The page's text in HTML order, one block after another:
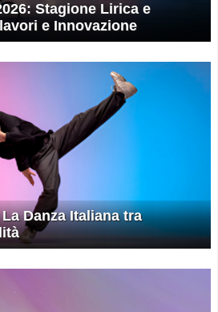
Stagione Lirica e
e Innovazione
Danza Italiana tra